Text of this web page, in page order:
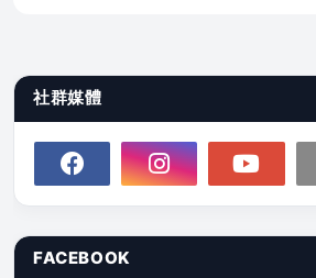
社群媒體
FACEBOOK